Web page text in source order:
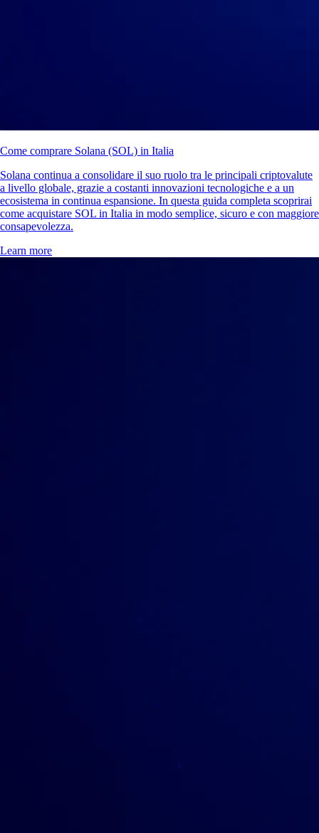
Come comprare Solana (SOL) in Italia
Solana continua a consolidare il suo ruolo tra le principali criptovalute
a livello globale, grazie a costanti innovazioni tecnologiche e a un
ecosistema in continua espansione. In questa guida completa scoprirai
come acquistare SOL in Italia in modo semplice, sicuro e con maggiore
consapevolezza.
Learn more